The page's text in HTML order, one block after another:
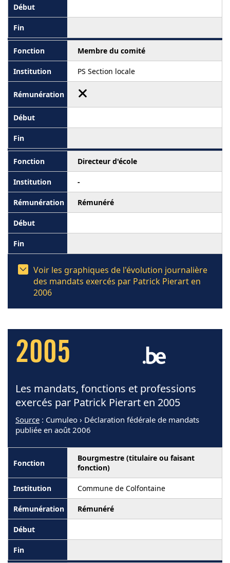
Membre du comité
PS Section locale
Directeur d'école
-
Rémunéré
Voir les graphiques de l'évolution journalière
des mandats exercés par Patrick Pierart en
2006
2005
Les mandats, fonctions et professions
exercés par Patrick Pierart en 2005
Source : Cumuleo › Déclaration fédérale de mandats
publiée en août 2006
Bourgmestre (titulaire ou faisant
fonction)
Commune de Colfontaine
Rémunéré